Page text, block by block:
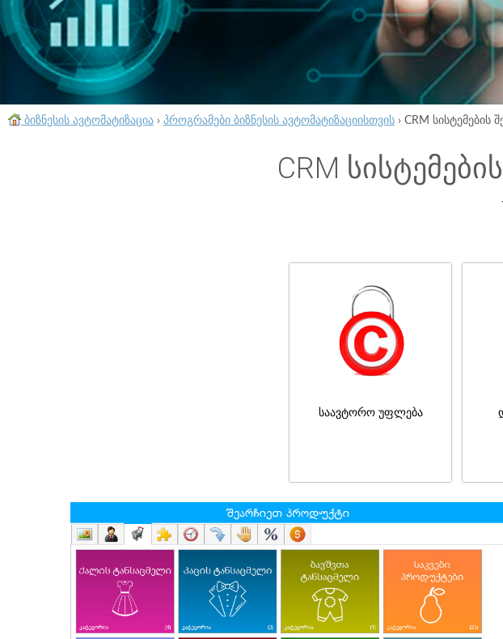
ბიზნესის ავტომატიზაცია › პროგრამები ბიზნესის ავტომატიზაციისთვის › CRM სისტემების
CRM
საავტორო უფლება